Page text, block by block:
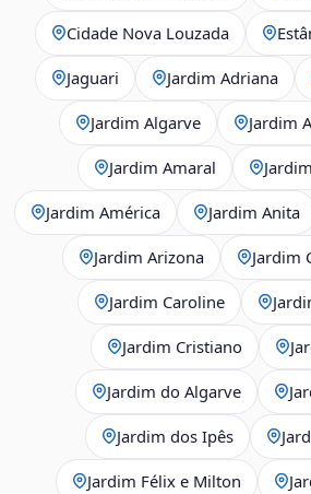
Cidade Nova Louzada
Jaguari Jardim Adriana
Jardim Algarve Jardim
Jardim Amaral
Jardim América Jardim Anita
Jardim Arizona Jardim
Jardim Caroline
Jardim Cristiano
Jardim do Algarve
Jardim dos Ipês
Jardim Félix e Milton